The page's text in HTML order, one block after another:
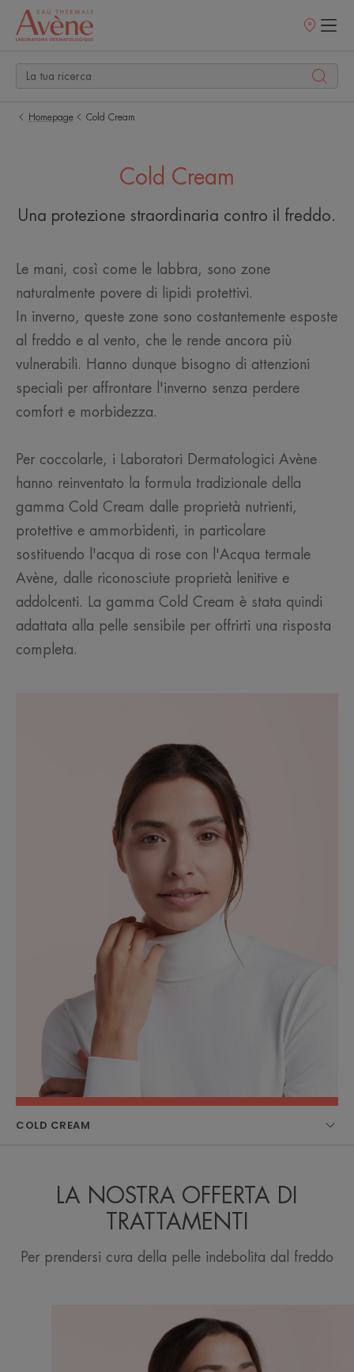
Punti
Homepage Cold Cream
Cold Cream
Una protezione straordinaria contro il freddo.
Le mani, così come le labbra, sono zone
naturalmente povere di lipidi protettivi.
In inverno, queste zone sono costantemente esposte
al freddo e al vento, che le rende ancora più
vulnerabili. Hanno dunque bisogno di attenzioni
speciali per affrontare l'inverno senza perdere
comfort e morbidezza.
Per coccolarle, i Laboratori Dermatologici Avène
hanno reinventato la formula tradizionale della
gamma Cold Cream dalle proprietà nutrienti,
protettive e ammorbidenti, in particolare
sostituendo l'acqua di rose con l'Acqua termale
Avène, dalle riconosciute proprietà lenitive e
addolcenti. La gamma Cold Cream è stata quindi
adattata alla pelle sensibile per offrirti una risposta
completa.
COLD CREAM
LA NOSTRA OFFERTA DI
TRATTAMENTI
Per prendersi cura della pelle indebolita dal freddo